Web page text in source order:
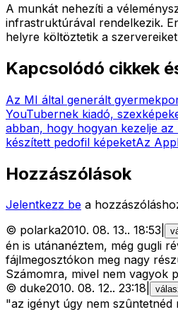
A munkát nehezíti a
infrastruktúrával rendelkezik.
helyre költöztetik a
Kapcsolódó cikkek
Az MI által generált
YouTubernek kiadó,
abban, hogy hogyan kezelje az
készített pedofil képeketAz
Hozzászólások
Jelentkezz be a
© polarka2010. 08. 13.. 18:53
én is utánanéztem, még gugli
fájlmegosztókon meg nagy
Számomra, mivel nem vagyok
© duke2010. 08. 12.. 23:18
"az igényt úgy nem szûntetnéd